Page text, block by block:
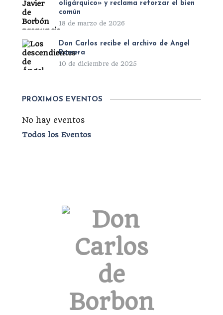
oligárquico» y reclama reforzar el bien
común
18 de marzo de 2026
Don Carlos recibe el archivo de Ángel
Romera
10 de diciembre de 2025
PRÓXIMOS EVENTOS
No hay eventos
Todos los Eventos